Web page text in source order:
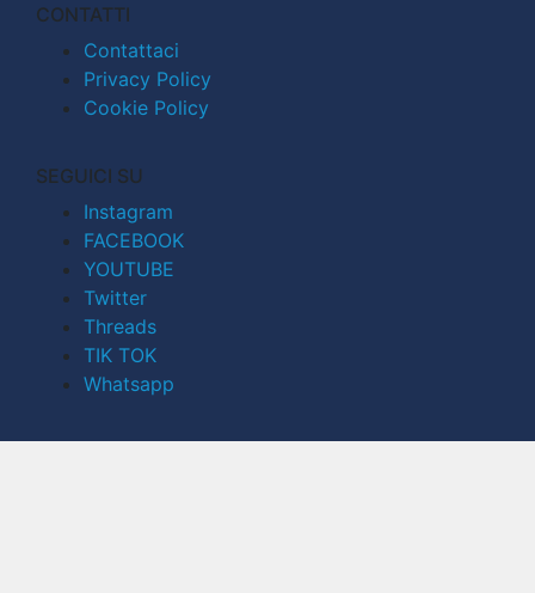
CONTATTI
Contattaci
Privacy Policy
Cookie Policy
SEGUICI SU
Instagram
FACEBOOK
YOUTUBE
Twitter
Threads
TIK TOK
Whatsapp